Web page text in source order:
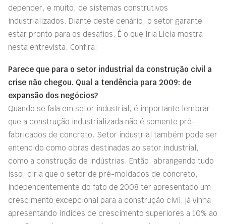
depender, e muito, de sistemas construtivos
industrializados. Diante deste cenário, o setor garante
estar pronto para os desafios. É o que Iria Lícia mostra
nesta entrevista. Confira:
Parece que para o setor industrial da construção civil a
crise não chegou. Qual a tendência para 2009: de
expansão dos negócios?
Quando se fala em setor industrial, é importante lembrar
que a construção industrializada não é somente pré-
fabricados de concreto. Setor industrial também pode ser
entendido como obras destinadas ao setor industrial,
como a construção de indústrias. Então, abrangendo tudo
isso, diria que o setor de pré-moldados de concreto,
independentemente do fato de 2008 ter apresentado um
crescimento excepcional para a construção civil, já vinha
apresentando índices de crescimento superiores a 10% ao